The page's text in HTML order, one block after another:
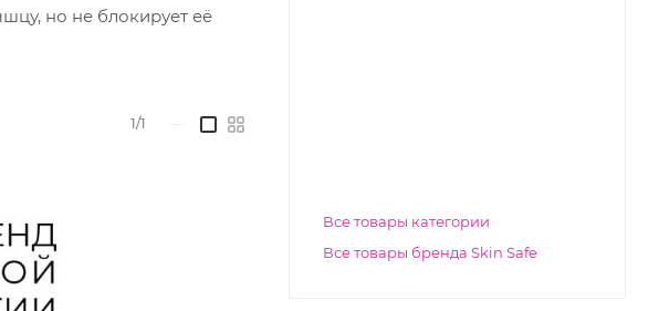
но не блокирует её
1/1
Все товары категории
Все товары бренда Skin Safe